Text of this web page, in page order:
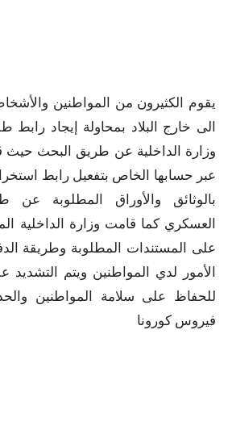
يقوم الكثيرون من المواطنين
الى خارج البلاد بمحاولة إيجاد
وزارة الداخلية عن طريق البحث حيث
عبر حسابها الخاص بتفعيل رابط
بالوثائق والأوراق المطلوبة عن
العسكري كما قامت وزارة الداخلية
على المستندات المطلوبة وطريقة
الأمور لدي المواطنين ويتم التشديد
للحفاظ على سلامة المواطنين
فيروس كورونا